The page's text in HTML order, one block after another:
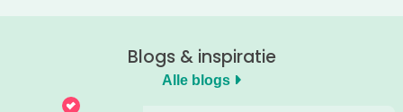
Blogs & inspiratie
Alle blogs